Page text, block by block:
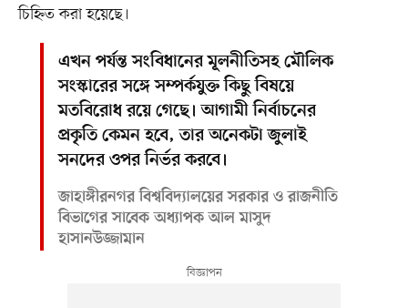
চিহ্নিত করা হয়েছে।
এখন পর্যন্ত সংবিধানের মূলনীতিসহ মৌলিক
সংস্কারের সঙ্গে সম্পর্কযুক্ত কিছু বিষয়ে
মতবিরোধ রয়ে গেছে। আগামী নির্বাচনের
প্রকৃতি কেমন হবে, তার অনেকটা জুলাই
সনদের ওপর নির্ভর করবে।
জাহাঙ্গীরনগর বিশ্ববিদ্যালয়ের সরকার ও রাজনীতি
বিভাগের সাবেক অধ্যাপক আল মাসুদ
হাসানউজ্জামান